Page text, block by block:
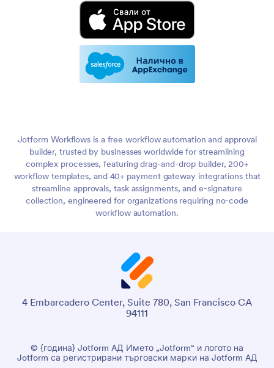
Jotform Workflows is a free workflow automation and approval
builder, trusted by businesses worldwide for streamlining
complex processes, featuring drag-and-drop builder, 200+
workflow templates, and 40+ payment gateway integrations that
streamline approvals, task assignments, and e-signature
collection, engineered for organizations requiring no-code
workflow automation.
4 Embarcadero Center, Suite 780, San Francisco CA
94111
© {година} Jotform АД Името „Jotform“ и логото на
Jotform са регистрирани търговски марки на Jotform АД